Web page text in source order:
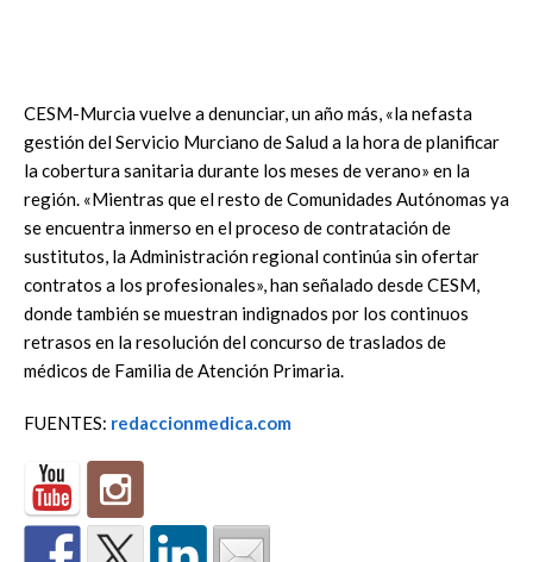
CESM-Murcia vuelve a denunciar, un año más, «la nefasta
gestión del Servicio Murciano de Salud a la hora de planificar
la cobertura sanitaria durante los meses de verano» en la
región. «Mientras que el resto de Comunidades Autónomas ya
se encuentra inmerso en el proceso de contratación de
sustitutos, la Administración regional continúa sin ofertar
contratos a los profesionales», han señalado desde CESM,
donde también se muestran indignados por los continuos
retrasos en la resolución del concurso de traslados de
médicos de Familia de Atención Primaria.
FUENTES: redaccionmedica.com